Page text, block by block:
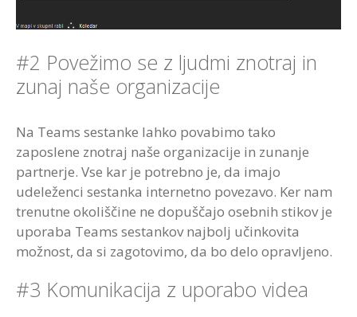
#2 Povežimo se z ljudmi znotraj in
zunaj naše organizacije
Na Teams sestanke lahko povabimo tako
zaposlene znotraj naše organizacije in zunanje
partnerje. Vse kar je potrebno je, da imajo
udeleženci sestanka internetno povezavo. Ker nam
trenutne okoliščine ne dopuščajo osebnih stikov je
uporaba Teams sestankov najbolj učinkovita
možnost, da si zagotovimo, da bo delo opravljeno.
#3 Komunikacija z uporabo videa